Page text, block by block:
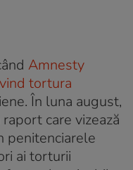
Amnesty
tortura
În luna august,
care vizează
penitenciarele
ai torturii